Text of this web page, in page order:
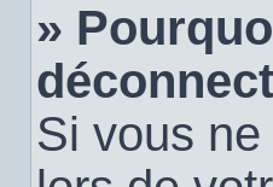
»
Si vous